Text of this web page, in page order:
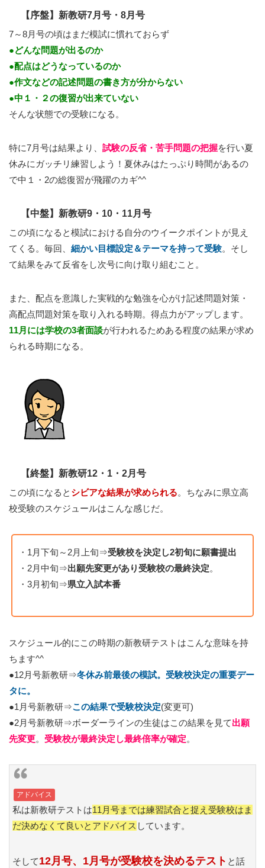
【序盤】新教研7月号・8月号
7～8月号の頃はまだ模試に慣れておらず
●どんな問題が出るのか
●配点はどうなっているのか
●作文などの記述問題の書き方が分からない
●中１・２の復習が出来ていない
そんな状態での受験になる。
特に7月号は結果より、 試験の反省・苦手問題の把握を行い夏
休みにガッチリ練習しよう！夏休みはたっぷり時間があるの
で中１・2の総復習が飛躍のカギ^^
【中盤】新教研9・10・11月号
この頃になると模試における自分のウイークポイントが見え
てくる。毎回、 細かい目標設定＆テーマを持って受験。そし
て結果をみて反省をし次号に向け取り組むこと。
また、配点を意識した実戦的な勉強を心がけ記述問題対策・
高配点問題対策を取り入れる時期。得点力がアップします。
11月には学校の3者面談が行われるためある程度の結果が求め
られる時期になる。
【終盤】新教研12・1・2月号
この頃になると シビアな結果が求められる。ちなみに県立高
校受験のスケジュールはこんな感じだ。
・1月下旬～2月上旬⇒受験校を決定し2初旬に願書提出
・2月中旬⇒出願先変更があり受験校の最終決定。
・3月初旬⇒県立入試本番
スケジュール的にこの時期の新教研テストはこんな意味を持
ちます^^
●12月号新教研⇒冬休み前最後の模試。受験校決定の重要デー
タに。
●1月号新教研⇒この結果で受験校決定(変更可)
●2月号新教研⇒ボーダーラインの生徒はこの結果を見て出願
先変更。 受験校が最終決定し最終倍率が確定。
アドバイス
私は新教研テストは11月号までは練習試合と捉え受験校はま
だ決めなくて良いとアドバイス しています。
そして12月号、1月号が受験校を決めるテスト と話